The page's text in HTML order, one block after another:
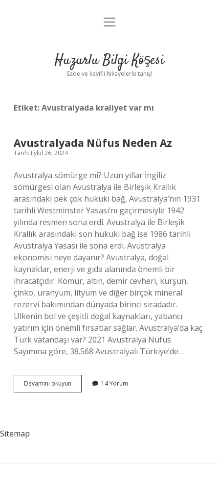
Anasayfa
Yasal Uyarı
menüyü
Huzurlu Bilgi Köşesi
Sade ve keyifli hikayelerle tanış!
Etiket:Avustralyada kraliyet var mı
Avustralyada Nüfus Neden Az
Tarih: Eylül 26, 2024
Avustralya sömürge mi? Uzun yıllar İngiliz
sömürgesi olan Avustralya ile Birleşik Krallık
arasındaki pek çok hukuki bağ, Avustralya’nın 1931
tarihli Westminster Yasası’nı geçirmesiyle 1942
yılında resmen sona erdi. Avustralya ile Birleşik
Krallık arasındaki son hukuki bağ ise 1986 tarihli
Avustralya Yasası ile sona erdi. Avustralya
ekonomisi neye dayanır? Avustralya, doğal
kaynaklar, enerji ve gıda alanında önemli bir
ihracatçıdır. Kömür, altın, demir cevheri, kurşun,
çinko, uranyum, lityum ve diğer birçok mineral
rezervi bakımından dünyada birinci sıradadır.
Ülkenin bol ve çeşitli doğal kaynakları, yabancı
yatırım için önemli fırsatlar sağlar. Avustralya’da kaç
Türk vatandaşı var? 2021 Avustralya Nüfus
Sayımına göre, 38.568 Avustralyalı Türkiye’de…
Devamını okuyun Avustralyada
Nüfus
14 Yorum
Sitemap